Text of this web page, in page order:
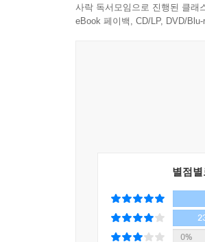
사락 독서모임으로 진행된 클래
eBook 페이백, CD/LP, DVD/
별점
0%